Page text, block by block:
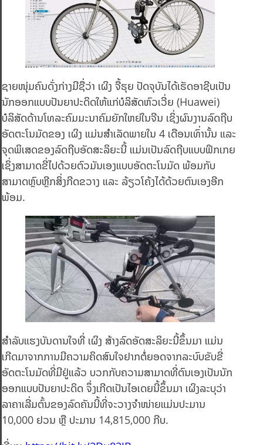
ຊາຍໜຸ່ມຄົນດັ່ງກ່າງມີຊື່ວ່າ ເຜິງ ຈື້ຮຸຍ ປັດຈຸບັນໄດ້ເຮັດອາຊີບເປັນ
ນັກອອກແບບປັນຍາປະດິດໃຫ້ແກ່ບໍລິສັດຫົວເວີ່ຍ (Huawei)
ບໍລິສັດດ້ານໂທລະຄົມມະນາຄົມຍັກໃຫຍ່ໃນຈີນ ເຊິ່ງຜົນງານລົດຖີບ
ອັດຕະໂນມັດຂອງ ເຜິງ ແມ່ນສຳເລັດພາຍໃນ 4 ເດືອນເທົ່ານັ້ນ ແລະ
ຈຸດພິເສດຂອງລົດຖີບອັດສະລິຍະນີ້ ແມ່ນເປັນລົດຖີບແບບຟິກເກຍ
ເຊິ່ງສາມາດຂີ່ໄປດ້ວຍຕົວມັນເອງແບບອັດຕະໂນມັດ ພ້ອມກັບ
ສາມາດຫຼົບຫຼີກສິ່ງກີດຂວາງ ແລະ ລ້ຽວໂຄ້ງໄດ້ດ້ວຍຕົນເອງອີກ
ພ້ອມ.
ສຳລັບແຮງບັນດານໃຈທີ່ ເຜິງ ສ້າງລົດອັດສະລິຍະນີ້ຂຶ້ນມາ ແມ່ນ
ເກີດມາຈາກການມີຄວາມຄິດສົນໃຈຢາກຕໍ່ຍອດຈາກລະບົບຂັບຂີ່
ອັດຕະໂນມັດທີ່ມີຢູ່ແລ້ວ ບວກກັບຄວາມສາມາດທີ່ຕົນເອງເປັນນັກ
ອອກແບບປັນຍາປະດິດ ຈຶ່ງເກີດເປັນໄອເດຍນີ້ຂຶ້ນມາ ເຜິງລະບຸວ່າ
ລາຄາເລີ່ມຕົ້ນຂອງລົດຄັນນີ້ທີ່ຈະວາງຈຳໜ່າຍແມ່ນປະມານ
10,000 ຢວນ ຫຼື ປະມານ 14,815,000 ກີບ.